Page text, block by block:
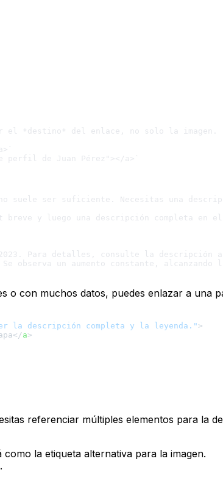
el *destino* del enlace, no solo la imagen.
de Juan Pérez"></a>`
ser suficiente. Necesitas una
y luego una descripción completa en
Para detalles, consulte la descripción
observa un aumento constante,
o con muchos datos, puedes enlazar a una
la descripción completa y la leyenda." >
</a>
referenciar múltiples elementos para la
la etiqueta alternativa para la imagen.